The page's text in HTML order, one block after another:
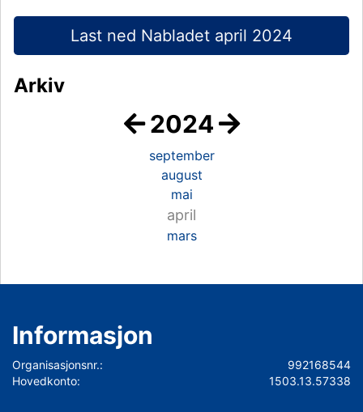
Last ned Nabladet april 2024
Arkiv
2024
september
august
mai
april
mars
Informasjon
Organisasjonsnr.:
992168544
Hovedkonto:
1503.13.57338